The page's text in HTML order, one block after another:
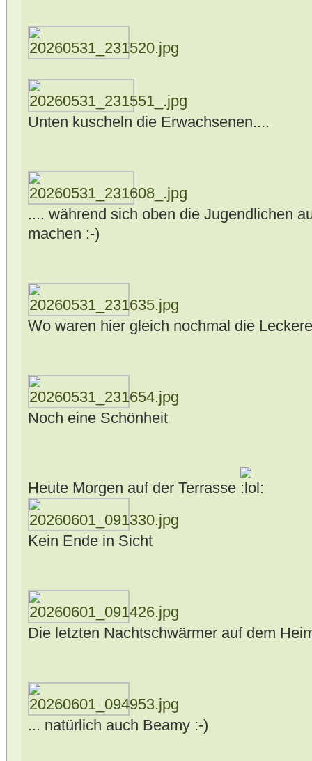
Unten kuscheln die Erwachsenen....
.... während sich oben die Jugendlichen
machen :-)
Wo waren hier gleich nochmal die
Noch eine Schönheit
Heute Morgen auf der Terrasse
Kein Ende in Sicht
Die letzten Nachtschwärmer auf dem
... natürlich auch Beamy :-)